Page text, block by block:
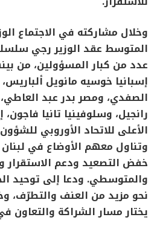
وخلال مشاركته في الاجتماع
المتوسط عقد الوزير رجي
عدد من كبار المسؤولين، من
إسبانيا خوسيه مانويل
الصفدي، ومصر بدر عبد العاطي،
رانجيل، وسلوفينيا تانيا
الأعلى للاتحاد الأوروبي
وتناول معهم الأوضاع في
خفض التصعيد ودعم الاستقرار
والمتوسطي. ودعا إلى توحيد
نحو مزيد من العنف والتطرّف،
يختار مسار الشراكة